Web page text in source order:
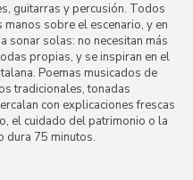
guitarras y percusión. Todos
sobre el escenario, y en
sonar solas: no necesitan más
propias, y se inspiran en el
Poemas musicados de
tradicionales, tonadas
con explicaciones frescas
el cuidado del patrimonio o la
dura 75 minutos.